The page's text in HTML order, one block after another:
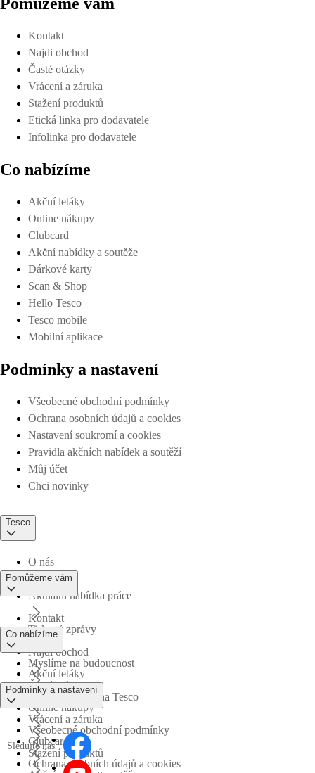
Kontakt
Najdi obchod
Časté otázky
Vrácení a záruka
Stažení produktů
Etická linka pro dodavatele
Infolinka pro dodavatele
Co nabízíme
Akční letáky
Online nákupy
Clubcard
Akční nabídky a soutěže
Dárkové karty
Scan & Shop
Hello Tesco
Tesco mobile
Mobilní aplikace
Podmínky a nastavení
Všeobecné obchodní podmínky
Ochrana osobních údajů a cookies
Nastavení soukromí a cookies
Pravidla akčních nabídek a soutěží
Můj účet
Chci novinky
Tesco
O nás
Aktuální nabídka práce
Tiskové zprávy
Myslíme na budoucnost
Obchodní skupina Tesco
Pomůžeme vám
Kontakt
Najdi obchod
Časté otázky
Vrácení a záruka
Stažení produktů
Co nabízíme
Akční letáky
Online nákupy
Clubcard
Podmínky a nastavení
Všeobecné obchodní podmínky
Ochrana osobních údajů a cookies
Sledujte nás